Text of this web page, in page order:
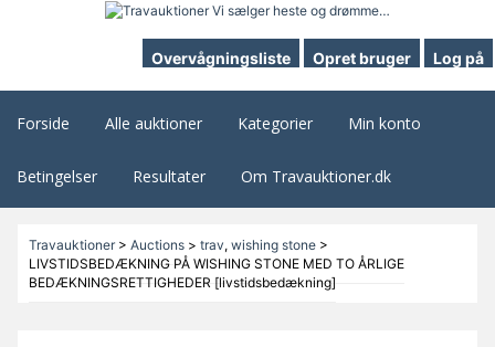
Overvågningsliste Opret bruger Log på
Forside Alle auktioner Kategorier Min konto
Betingelser Resultater Om Travauktioner.dk
Travauktioner> Auctions> trav, wishing stone>
LIVSTIDSBEDÆKNING PÅ WISHING STONE MED TO ÅRLIGE
BEDÆKNINGSRETTIGHEDER [livstidsbedækning]